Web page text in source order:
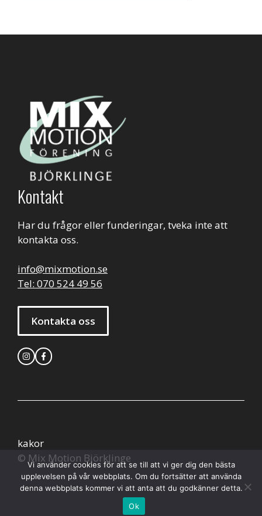
Kontakt
Har du frågor eller funderingar, tveka inte att
kontakta oss.
info@mixmotion.se
Tel: 070 524 49 56
Kontakta oss
© Mix Motion Björklinge
kakor
Vi använder cookies för att se till att vi ger dig den bästa
upplevelsen på vår webbplats. Om du fortsätter att använda
denna webbplats kommer vi att anta att du godkänner detta.
Ok